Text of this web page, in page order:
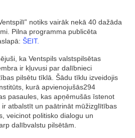
notiks vairāk nekā 40 dažāda
Pilna programma publicēta
ŠEIT.
ka Ventspils valstspilsētas
ir kļuvusi par dalībnieci
pilsētu tīklā. Šādu tīklu izveidojis
kurā apvienojušās294
pasaules, kas apņēmušās īstenot
atbalstīt un paātrināt mūžizglītības
veicinot politisko dialogu un
dalībvalstu pilsētām.